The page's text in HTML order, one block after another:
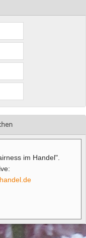
im Handel".